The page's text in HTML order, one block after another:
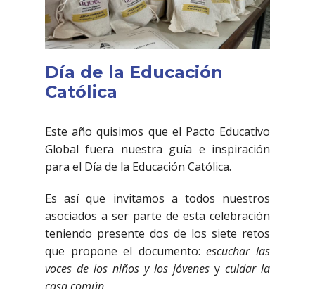
Día de la Educación
Católica
Este año quisimos que el Pacto Educativo
Global fuera nuestra guía e inspiración
para el Día de la Educación Católica.
Es así que invitamos a todos nuestros
asociados a ser parte de esta celebración
teniendo presente dos de los siete retos
que propone el documento:escuchar las
voces de los niños y los jóvenes y cuidar la
casa común.